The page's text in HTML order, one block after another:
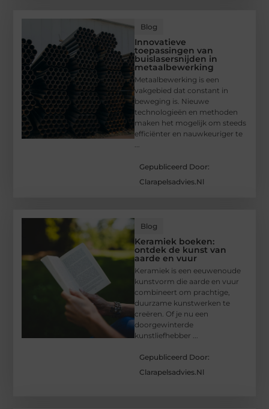
Blog
Innovatieve
toepassingen van
buislasersnijden in
metaalbewerking
Metaalbewerking is een
vakgebied dat constant in
beweging is. Nieuwe
technologieën en methoden
maken het mogelijk om steeds
efficiënter en nauwkeuriger te
...
Gepubliceerd Door:
Clarapelsadvies.nl
Blog
Keramiek boeken:
ontdek de kunst van
aarde en vuur
Keramiek is een eeuwenoude
kunstvorm die aarde en vuur
combineert om prachtige,
duurzame kunstwerken te
creëren. Of je nu een
doorgewinterde
kunstliefhebber ...
Gepubliceerd Door:
Clarapelsadvies.nl